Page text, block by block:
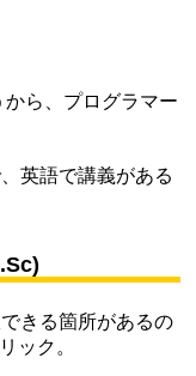
ら、プログラマー
英語で講義がある
きる箇所があるの
ック。